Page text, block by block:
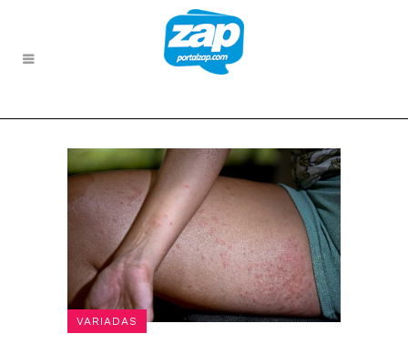
VARIADAS